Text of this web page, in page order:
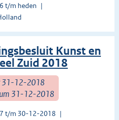
t/m heden
Kunst en
Zuid 2018
31-12-2018
31-12-2018
t/m 30-12-2018